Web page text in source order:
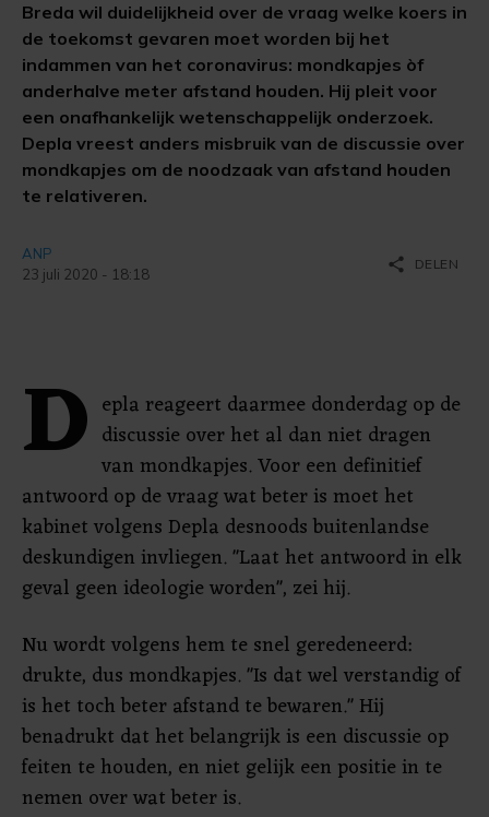
Breda wil duidelijkheid over de vraag welke koers in
de toekomst gevaren moet worden bij het
indammen van het coronavirus: mondkapjes òf
anderhalve meter afstand houden. Hij pleit voor
een onafhankelijk wetenschappelijk onderzoek.
Depla vreest anders misbruik van de discussie over
mondkapjes om de noodzaak van afstand houden
te relativeren.
ANP
23 juli 2020 - 18:18
share DELEN
D epla reageert daarmee donderdag op de
discussie over het al dan niet dragen
van mondkapjes. Voor een definitief
antwoord op de vraag wat beter is moet het
kabinet volgens Depla desnoods buitenlandse
deskundigen invliegen. "Laat het antwoord in elk
geval geen ideologie worden", zei hij.
Nu wordt volgens hem te snel geredeneerd:
drukte, dus mondkapjes. "Is dat wel verstandig of
is het toch beter afstand te bewaren." Hij
benadrukt dat het belangrijk is een discussie op
feiten te houden, en niet gelijk een positie in te
nemen over wat beter is.